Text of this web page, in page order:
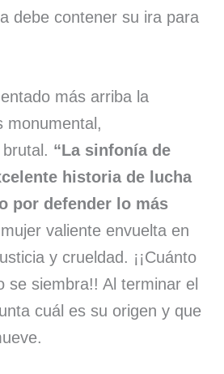
debe contener su ira para
más arriba la
monumental,
“La sinfonía de
historia de lucha
por defender lo más
valiente envuelta en
y crueldad. ¡¡Cuánto
se siembra!! Al terminar el
cuál es su origen y que